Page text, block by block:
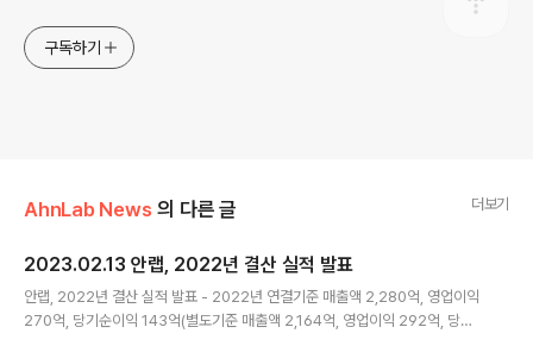
구독하기
AhnLab News 의 다른 글 더보기
2023.02.13 안랩, 2022년 결산 실적 발표
안랩, 2022년 결산 실적 발표 - 2022년 연결기준 매출액 2,280억, 영업이익
270억, 당기순이익 143억(별도기준 매출액 2,164억, 영업이익 292억, 당기